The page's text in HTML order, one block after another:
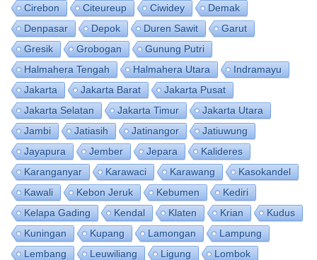
Cirebon
Citeureup Ciwidey
Demak
Denpasar
Depok Duren Sawit
Garut
Gresik
Grobogan
Gunung Putri
Halmahera Tengah
Halmahera Utara
Indramayu
Jakarta
Jakarta Barat
Jakarta Pusat
Jakarta Selatan
Jakarta Timur
Jakarta Utara
Jambi
Jatiasih Jatinangor
Jatiuwung
Jayapura
Jember Jepara
Kalideres
Karanganyar
Karawaci Karawang
Kasokandel
Kawali
Kebon Jeruk Kebumen
Kediri
Kelapa Gading
Kendal Klaten Krian
Kudus
Kuningan
Kupang Lamongan
Lampung
Lembang
Leuwiliang Ligung
Lombok